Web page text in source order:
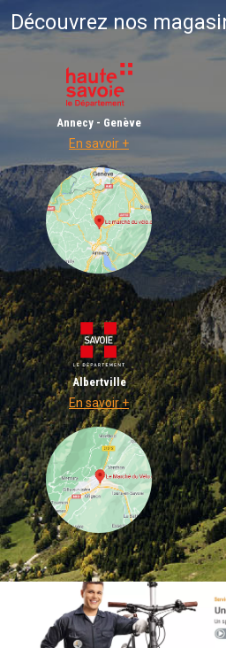
Découvrez nos
Annecy - Genève
En savoir +
Albertville
En savoir +